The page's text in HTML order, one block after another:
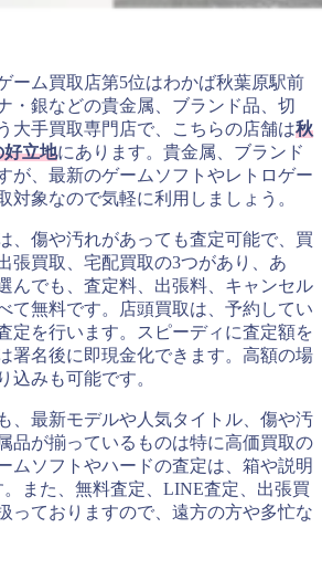
ーム買取店第5位はわかば秋葉原駅前
・銀などの貴金属、ブランド品、切
大手買取専門店で、こちらの店舗は秋
好立地にあります。貴金属、ブランド
が、最新のゲームソフトやレトロゲー
対象なので気軽に利用しましょう。
、傷や汚れがあっても査定可能で、買
張買取、宅配買取の3つがあり、あ
んでも、査定料、出張料、キャンセル
て無料です。店頭買取は、予約してい
定を行います。スピーディに査定額を
署名後に即現金化できます。高額の場
込みも可能です。
、最新モデルや人気タイトル、傷や汚
品が揃っているものは特に高価買取の
ムソフトやハードの査定は、箱や説明
また、無料査定、LINE査定、出張買
っておりますので、遠方の方や多忙な